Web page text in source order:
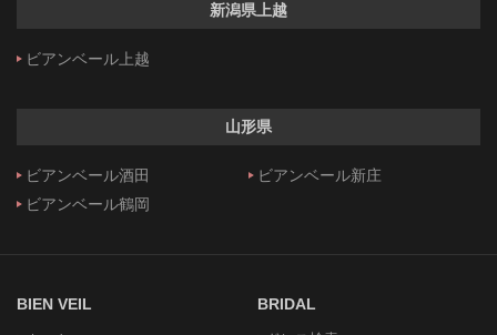
新潟県上越
ビアンベール上越
山形県
ビアンベール酒田
ビアンベール新庄
ビアンベール鶴岡
BIEN VEIL BRIDAL